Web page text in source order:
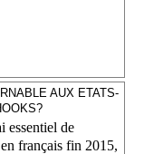
AUX ETATS-
essentiel de
français fin 2015,